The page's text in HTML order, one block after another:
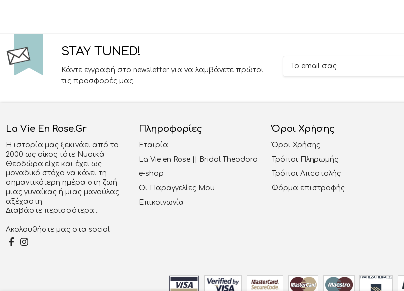
STAY TUNED!
Κάντε εγγραφή στο newsletter για να λαμβάνετε πρώτοι
τις προσφορές μας.
La Vie En Rose.gr
Η ιστορία μας ξεκινάει από το
2000 ως οίκος τότε Νυφικά
Θεοδώρα είχε και έχει ως
μοναδικό στόχο να κάνει τη
σημαντικότερη ημέρα στη ζωή
μιας γυναίκας ή μιας μανούλας
αξέχαστη.
Διαβάστε περισσότερα...
Ακολουθήστε μας στα social
Πληροφορίες
Εταιρία
La Vie en Rose || Bridal Theodora
e-shop
Οι Παραγγελίες Μου
Επικοινωνία
Όροι Χρήσης
Όροι Χρήσης
Τρόποι Πληρωμής
Τρόποι Αποστολής
Φόρμα επιστροφής